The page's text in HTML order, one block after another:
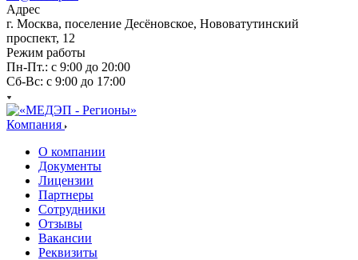
Адрес
г. Москва, поселение Десёновское, Нововатутинский
проспект, 12
Режим работы
Пн-Пт.: с 9:00 до 20:00
Cб-Вс: с 9:00 до 17:00
Компания
О компании
Документы
Лицензии
Партнеры
Сотрудники
Отзывы
Вакансии
Реквизиты